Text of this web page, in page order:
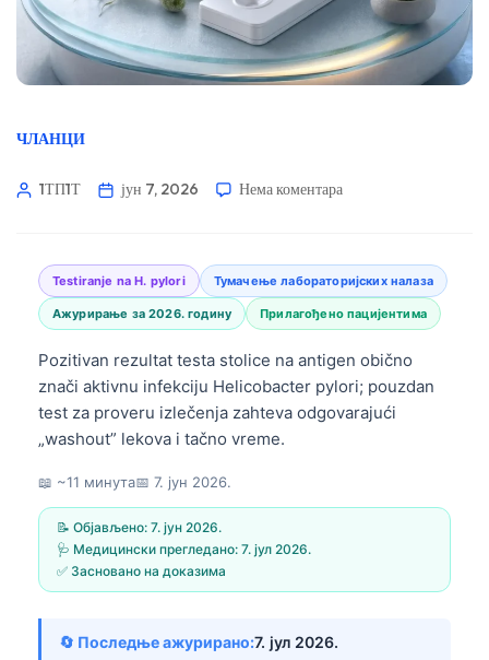
ЧЛАНЦИ
1ТП1Т јун 7, 2026 Нема коментара
Testiranje na H. pylori Тумачење лабораторијских налаза
Ажурирање за 2026. годину Прилагођено пацијентима
Pozitivan rezultat testa stolice na antigen obično
znači aktivnu infekciju Helicobacter pylori; pouzdan
test za proveru izlečenja zahteva odgovarajući
„washout” lekova i tačno vreme.
📖 ~11 минута📅 7. јун 2026.
📝 Објављено: 7. јун 2026.
🩺 Медицински прегледано: 7. јул 2026.
✅ Засновано на доказима
🔄 Последње ажурирано:7. јул 2026.